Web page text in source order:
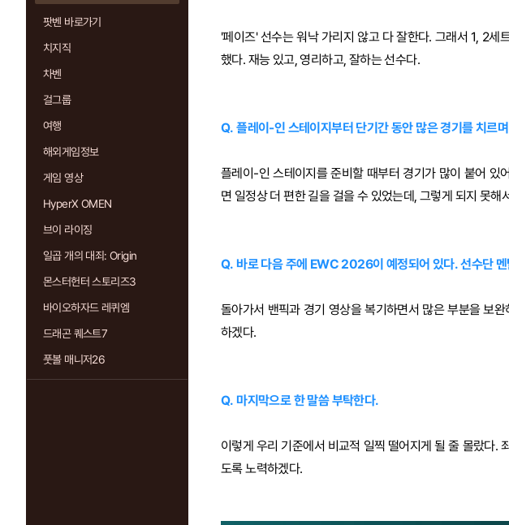
팟벤 바로가기
치지직
차벤
걸그룹
여행
해외게임정보
게임 영상
HyperX OMEN
브이 라이징
일곱 개의 대죄: Origin
몬스터헌터 스토리즈3
바이오하자드 레퀴엠
드래곤 퀘스트7
풋볼 매니저26
'페이즈' 선수는 워낙 가리지 않고 다 잘한다. 그래서 1, 2
했다. 재능 있고, 영리하고, 잘하는 선수다.
Q. 플레이-인 스테이지부터 단기간 동안 많은 경기를 치르
플레이-인 스테이지를 준비할 때부터 경기가 많이 붙어 있
면 일정상 더 편한 길을 걸을 수 있었는데, 그렇게 되지 못
Q. 바로 다음 주에 EWC 2026이 예정되어 있다. 선수단
돌아가서 밴픽과 경기 영상을 복기하면서 많은 부분을 보
하겠다.
Q. 마지막으로 한 말씀 부탁한다.
이렇게 우리 기준에서 비교적 일찍 떨어지게 될 줄 몰랐다.
도록 노력하겠다.